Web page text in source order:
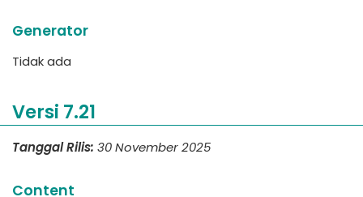
Generator
Tidak ada
Versi 7.21
Tanggal Rilis: 30 November 2025
Content